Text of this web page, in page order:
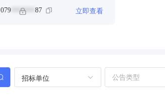
079******* 87 立即查看
招标单位